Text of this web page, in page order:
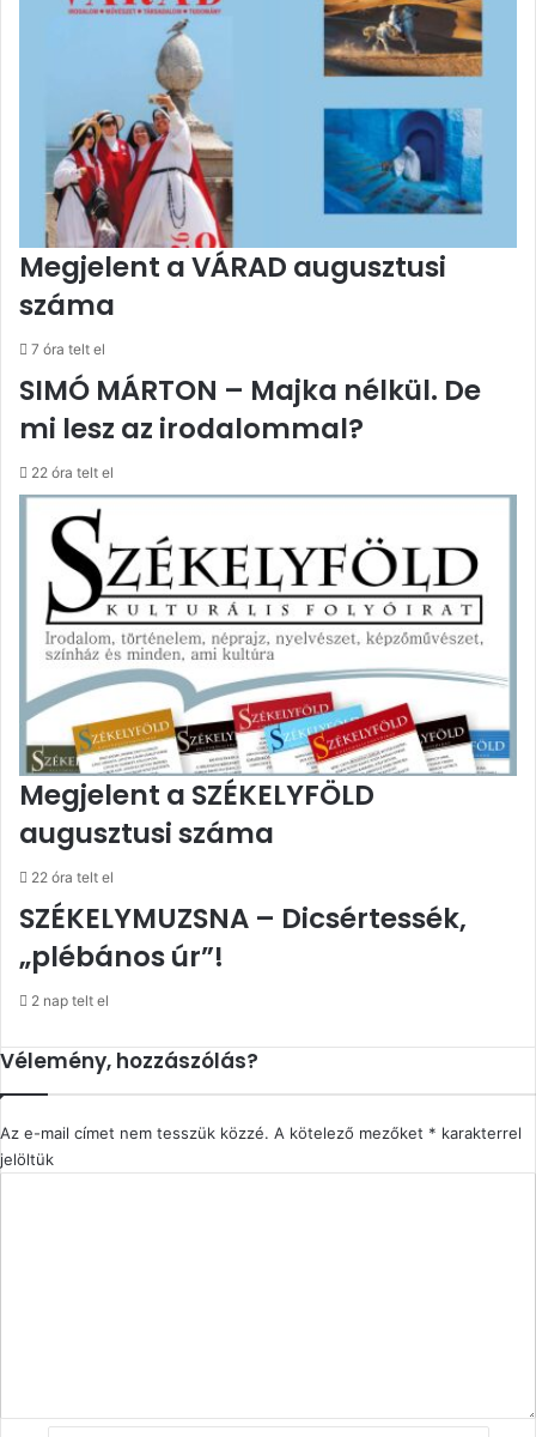
Megjelent a VÁRAD augusztusi
száma
7 óra telt el
SIMÓ MÁRTON – Majka nélkül. De
mi lesz az irodalommal?
22 óra telt el
Megjelent a SZÉKELYFÖLD
augusztusi száma
22 óra telt el
SZÉKELYMUZSNA – Dicsértessék,
„plébános úr”!
2 nap telt el
Vélemény, hozzászólás?
Az e-mail címet nem tesszük közzé. A kötelező mezőket * karakterrel
jelöltük
á